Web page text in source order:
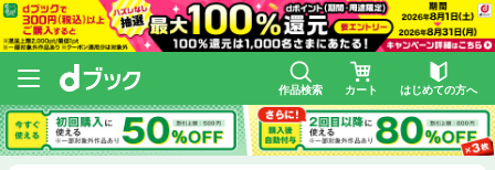
作品検索 カート はじめての方へ